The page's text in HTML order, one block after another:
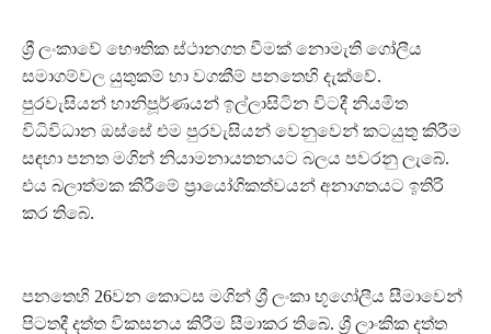
ශ්‍රී ලංකාවේ භෞතික ස්ථානගත වීමක් නොමැති ගෝලීය
සමාගම්වල යුතුකම් හා වගකීම් පනතෙහි දැක්වේ.
පුරවැසියන් හානිපූර්ණයන් ඉල්ලාසිටින විටදී නියමිත
විධිවිධාන ඔස්සේ එම පුරවැසියන් වෙනුවෙන් කටයුතු කිරීම
සඳහා පනත මගින් නියාමනායතනයට බලය පවරනු ලැබේ.
එය බලාත්මක කිරීමේ ප්‍රායෝගිකත්වයන් අනාගතයට ඉතිරි
කර තිබේ.
පනතෙහි 26වන කොටස මගින් ශ්‍රී ලංකා භූගෝලීය සීමාවෙන්
පිටතදී දත්ත විකසනය කිරීම සීමාකර තිබේ. ශ්‍රී ලාංකික දත්ත